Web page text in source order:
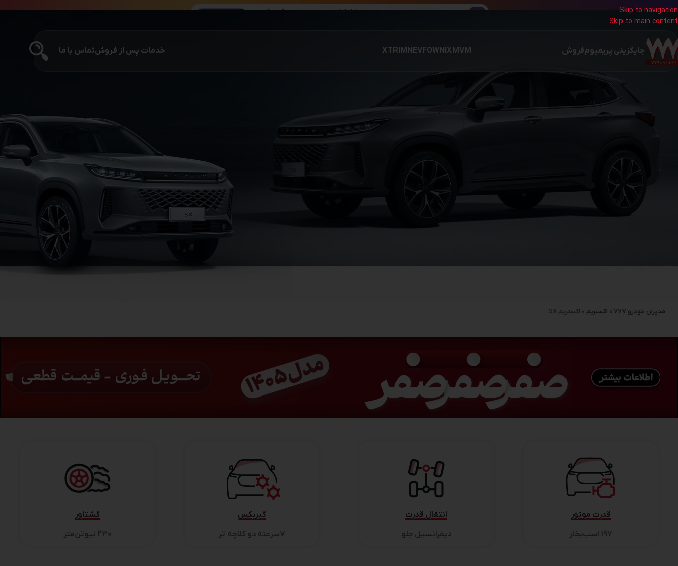
Skip to navigation
Skip to main content
جایگزینی پریمیومفروش MVM
FOWNIX
NEV
XTRIM خدمات پس از فروشتماس با ما
مدیران خودرو 777 » اکستریم » اکستریم SX
قدرت موتور
197 اسب‌بخار
انتقال قدرت
دیفرانسیل جلو
گیربکس
7سرعته دو کلاچه تر
گشتاور
230 نیوتن‌متر